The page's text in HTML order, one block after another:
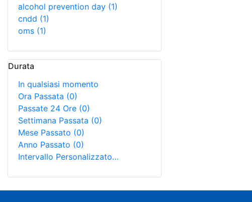
alcohol prevention day (1)
cndd (1)
oms (1)
Durata
In qualsiasi momento
Ora Passata (0)
Passate 24 Ore (0)
Settimana Passata (0)
Mese Passato (0)
Anno Passato (0)
Intervallo Personalizzato…